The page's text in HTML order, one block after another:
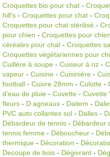
Croquettes bio pour chat -
hill's - Croquettes pour chat -
Croquettes pour chat stérilisé -
pour chien - Croquettes pour
céréales pour chat - Croquettes
Croquettes végétariennes pour
Cuillère à soupe - Cuiseur à riz -
vapeur - Cuisine - Cuisinière -
football - Cuivre 28mm - Culotte -
d'eau de pluie - Cuvette - Cuvette
fleurs - D agneaux - Daitem -
PVC auto collantes sol - Dalles -
Débardeur de tennis - Débardeur
tennis femme - Déboucheur -
thermique - Décoration -
Decoupe de bois - Dégivrant -